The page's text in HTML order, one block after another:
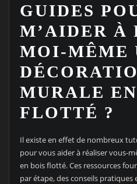
GUIDES
M’AIDER À
MOI-MÊME
MURALE
FLOTTÉ ?
Il existe en effet de nombreux
pour vous aider à réaliser vous-
en bois flotté. Ces ressources
par étape, des conseils pratiques